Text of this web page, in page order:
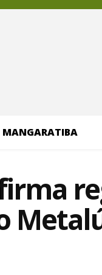
MANGARATIBA